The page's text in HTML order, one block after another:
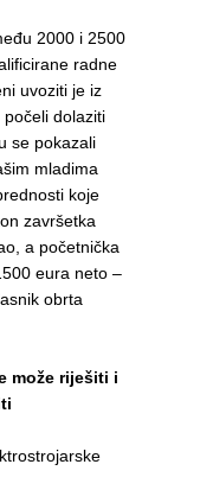
2000 i 2500
radne
uvoziti je iz
dolaziti
se pokazali
mladima
koje
završetka
a početnička
eura neto –
obrta
može riješiti i